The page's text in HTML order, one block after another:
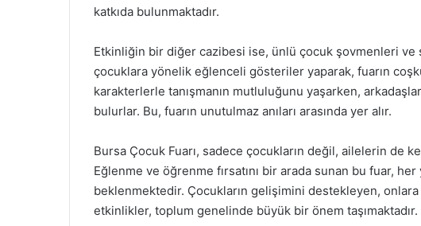
katkıda bulunmaktadır.
Etkinliğin bir diğer cazibesi ise, ünlü çocuk şovmenleri ve
çocuklara yönelik eğlenceli gösteriler yaparak, fuarın
karakterlerle tanışmanın mutluluğunu yaşarken,
bulurlar. Bu, fuarın unutulmaz anıları arasında yer alır.
Bursa Çocuk Fuarı, sadece çocukların değil, ailelerin de
Eğlenme ve öğrenme fırsatını bir arada sunan bu fuar,
beklenmektedir. Çocukların gelişimini destekleyen,
etkinlikler, toplum genelinde büyük bir önem taşımaktadır.